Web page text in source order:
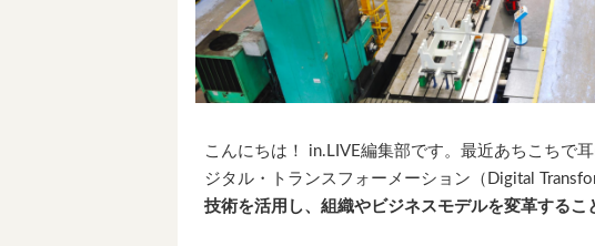
こんにちは！ in.LIVE編集部です。最近あちこちで
ジタル・トランスフォーメーション（Digital
技術を活用し、組織やビジネスモデルを変革するこ